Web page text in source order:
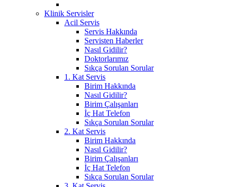
Klinik Servisler
Acil Servis
Servis Hakkında
Servisten Haberler
Nasıl Gidilir?
Doktorlarımız
Sıkça Sorulan Sorular
1. Kat Servis
Birim Hakkında
Nasıl Gidilir?
Birim Çalışanları
İç Hat Telefon
Sıkça Sorulan Sorular
2. Kat Servis
Birim Hakkında
Nasıl Gidilir?
Birim Çalışanları
İç Hat Telefon
Sıkça Sorulan Sorular